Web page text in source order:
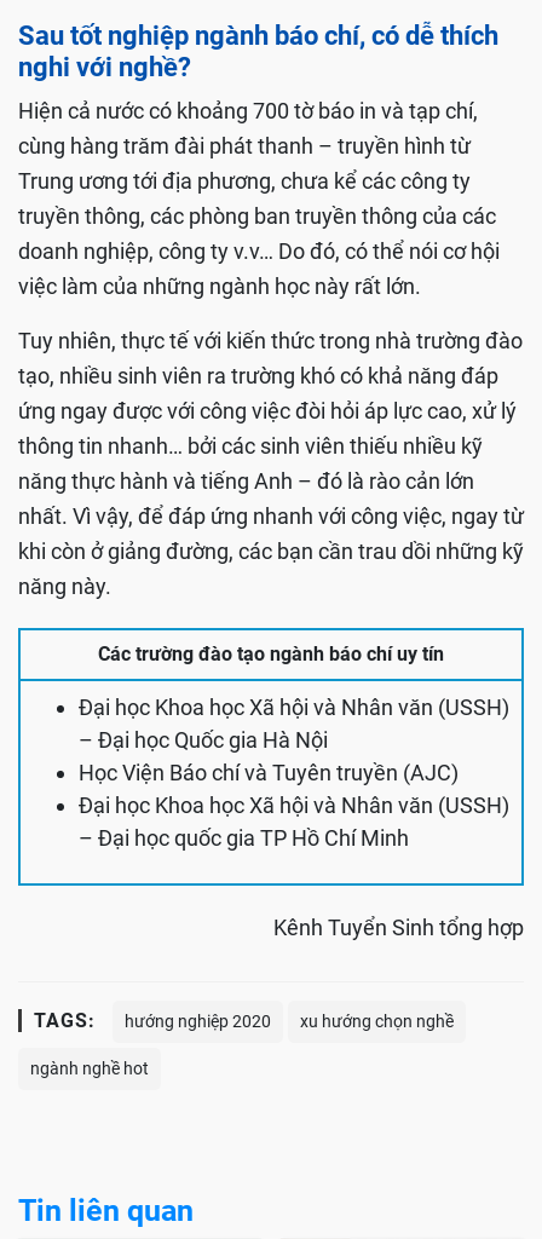
Sau tốt nghiệp ngành báo chí, có dễ thích
nghi với nghề?
Hiện cả nước có khoảng 700 tờ báo in và tạp chí,
cùng hàng trăm đài phát thanh – truyền hình từ
Trung ương tới địa phương, chưa kể các công ty
truyền thông, các phòng ban truyền thông của các
doanh nghiệp, công ty v.v… Do đó, có thể nói cơ hội
việc làm của những ngành học này rất lớn.
Tuy nhiên, thực tế với kiến thức trong nhà trường đào
tạo, nhiều sinh viên ra trường khó có khả năng đáp
ứng ngay được với công việc đòi hỏi áp lực cao, xử lý
thông tin nhanh… bởi các sinh viên thiếu nhiều kỹ
năng thực hành và tiếng Anh – đó là rào cản lớn
nhất. Vì vậy, để đáp ứng nhanh với công việc, ngay từ
khi còn ở giảng đường, các bạn cần trau dồi những kỹ
năng này.
Các trường đào tạo ngành báo chí uy tín
Đại học Khoa học Xã hội và Nhân văn (USSH)
– Đại học Quốc gia Hà Nội
Học Viện Báo chí và Tuyên truyền (AJC)
Đại học Khoa học Xã hội và Nhân văn (USSH)
– Đại học quốc gia TP Hồ Chí Minh
Kênh Tuyển Sinh tổng hợp
TAGS: hướng nghiệp 2020 xu hướng chọn nghề
ngành nghề hot
Tin liên quan